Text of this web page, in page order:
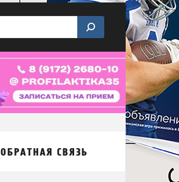
ОБРАТНАЯ СВЯЗЬ